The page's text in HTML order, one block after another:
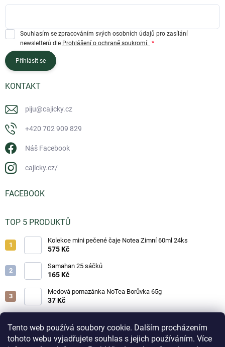
Tento web používá soubory cookie. Dalším procházením
tohoto webu vyjadřujete souhlas s jejich používáním. Více
Souhlasím se zpracováním svých osobních údajů pro zasílání
newsletterů dle Prohlášení o ochraně soukromí.
Přihlásit se
KONTAKT
piju@cajicky.cz
+420 702 909 829
Náš Facebook
cajicky.cz/
FACEBOOK
TOP 5 PRODUKTŮ
Kolekce mini pečené čaje Notea Zimní 60ml 24ks
575 Kč
Samahan 25 sáčků
165 Kč
Medová pomazánka NoTea Borůvka 65g
37 Kč
37 Kč
Medová pomazánka NoTea Brusinka 65g